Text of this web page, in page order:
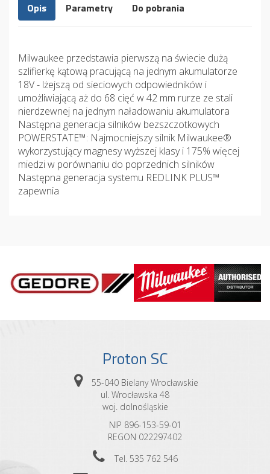
Opis Parametry Do pobrania
Milwaukee przedstawia pierwszą na świecie dużą
szlifierkę kątową pracującą na jednym akumulatorze
18V - lżejszą od sieciowych odpowiedników i
umożliwiającą aż do 68 cięć w 42 mm rurze ze stali
nierdzewnej na jednym naładowaniu akumulatora
Następna generacja silników bezszczotkowych
POWERSTATE™: Najmocniejszy silnik Milwaukee®
wykorzystujący magnesy wyższej klasy i 175% więcej
miedzi w porównaniu do poprzednich silników
Następna generacja systemu REDLINK PLUS™
zapewnia
Proton SC
55-040 Bielany Wrocławskie
ul. Wrocławska 48
woj. dolnośląskie
NIP 896-153-59-01
REGON 022297402
Tel. 535 762 546